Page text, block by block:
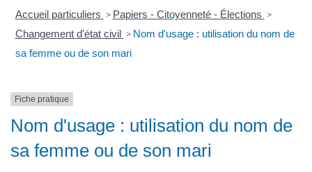
Accueil particuliers > Papiers - Citoyenneté - Élections >
Changement d'état civil > Nom d'usage : utilisation du nom de
sa femme ou de son mari
Fiche pratique
Nom d'usage : utilisation du nom de
sa femme ou de son mari